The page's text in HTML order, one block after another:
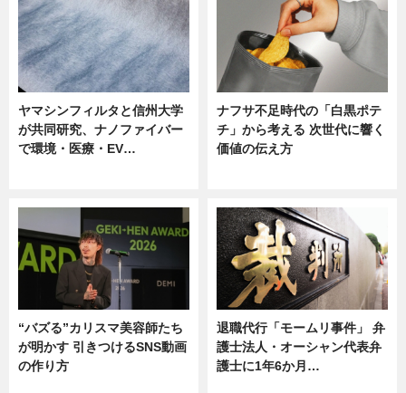
ヤマシンフィルタと信州大学
が共同研究、ナノファイバー
で環境・医療・EV…
ナフサ不足時代の「白黒ポテ
チ」から考える 次世代に響く
価値の伝え方
“バズる”カリスマ美容師たち
が明かす 引きつけるSNS動画
の作り方
退職代行「モームリ事件」 弁
護士法人・オーシャン代表弁
護士に1年6か月…